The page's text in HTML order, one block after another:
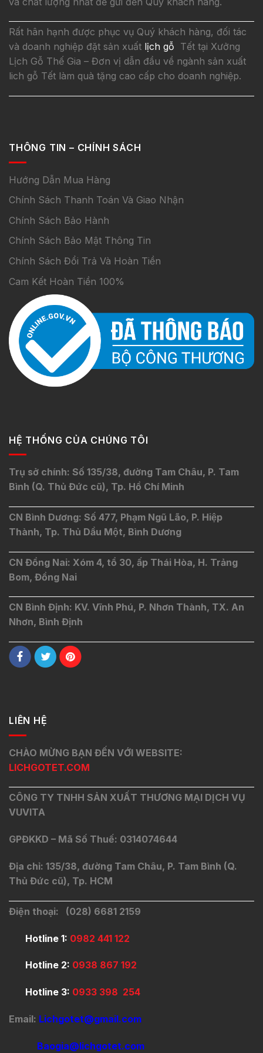
Rất hân hạnh được phục vụ Quý khách hàng, đối tác
và doanh nghiệp đặt sản xuất lịch gỗ Tết tại Xưởng
Lịch Gỗ Thế Gia – Đơn vị dẫn đầu về ngành sản xuất
lich gỗ Tết làm quà tặng cao cấp cho doanh nghiệp.
THÔNG TIN – CHÍNH SÁCH
Hướng Dẫn Mua Hàng
Chính Sách Thanh Toán Và Giao Nhận
Chính Sách Bảo Hành
Chính Sách Bảo Mật Thông Tin
Chính Sách Đổi Trả Và Hoàn Tiền
Cam Kết Hoàn Tiền 100%
HỆ THỐNG CỦA CHÚNG TÔI
Trụ sở chính: Số 135/38, đường Tam Châu, P. Tam
Bình (Q. Thủ Đức cũ), Tp. Hồ Chí Minh
CN Bình Dương: Số 477, Phạm Ngũ Lão, P. Hiệp
Thành, Tp. Thủ Dầu Một, Bình Dương
CN Đồng Nai: Xóm 4, tổ 30, ấp Thái Hòa, H. Trảng
Bom, Đồng Nai
CN Bình Định: KV. Vĩnh Phú, P. Nhơn Thành, TX. An
Nhơn, Bình Định
LIÊN HỆ
CHÀO MỪNG BẠN ĐẾN VỚI WEBSITE:
LICHGOTET.COM
CÔNG TY TNHH SẢN XUẤT THƯƠNG MẠI DỊCH VỤ
VUVITA
GPĐKKD – Mã Số Thuế: 0314074644
Địa chỉ: 135/38, đường Tam Châu, P. Tam Bình (Q.
Thủ Đức cũ), Tp. HCM
Điện thoại: (028) 6681 2159
Hotline 1: 0982 441 122
Hotline 2: 0938 867 192
Hotline 3: 0933 398 254
Email: Lichgotet@gmail.com
Baogia@lichgotet.com